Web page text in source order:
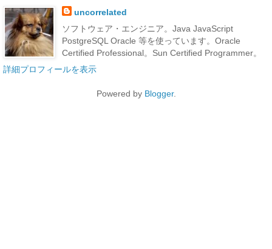
uncorrelated
ソフトウェア・エンジニア。Java JavaScript
PostgreSQL Oracle 等を使っています。Oracle
Certified Professional。Sun Certified Programmer。
詳細プロフィールを表示
Powered by Blogger.